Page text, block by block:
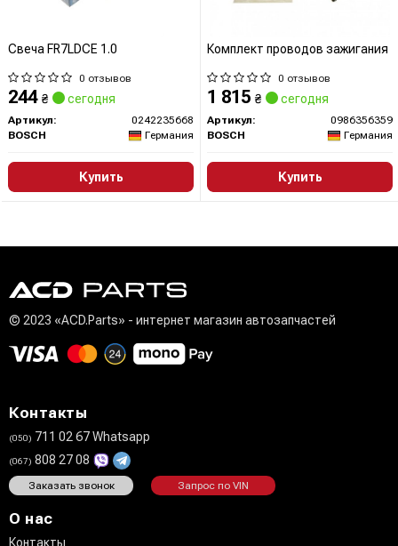
Свеча FR7LDCE 1.0
0 отзывов
244 ₴ сегодня
Артикул:
0242235668
BOSCH
Германия
Купить
Комплект проводов зажигания
0 отзывов
1 815 ₴ сегодня
Артикул:
0986356359
BOSCH
Германия
Купить
© 2023 «ACD.Parts» - интернет магазин автозапчастей
Контакты
(050) 711 02 67 Whatsapp
(067) 808 27 08
Заказать звонок Запрос по VIN
О нас
Контакты